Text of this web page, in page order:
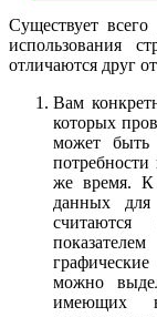
Существует всего
использования
отличаются друг
Вам
которых
может быть
же время. К
данных
можно
имеющих